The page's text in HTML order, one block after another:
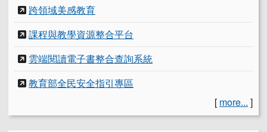
跨領域美感教育
課程與教學資源整合平台
雲端閱讀電子書整合查詢系統
教育部全民安全指引專區
[ more... ]